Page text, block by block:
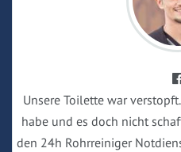
Unsere Toilette war
habe und es doch nicht
den 24h Rohrreiniger